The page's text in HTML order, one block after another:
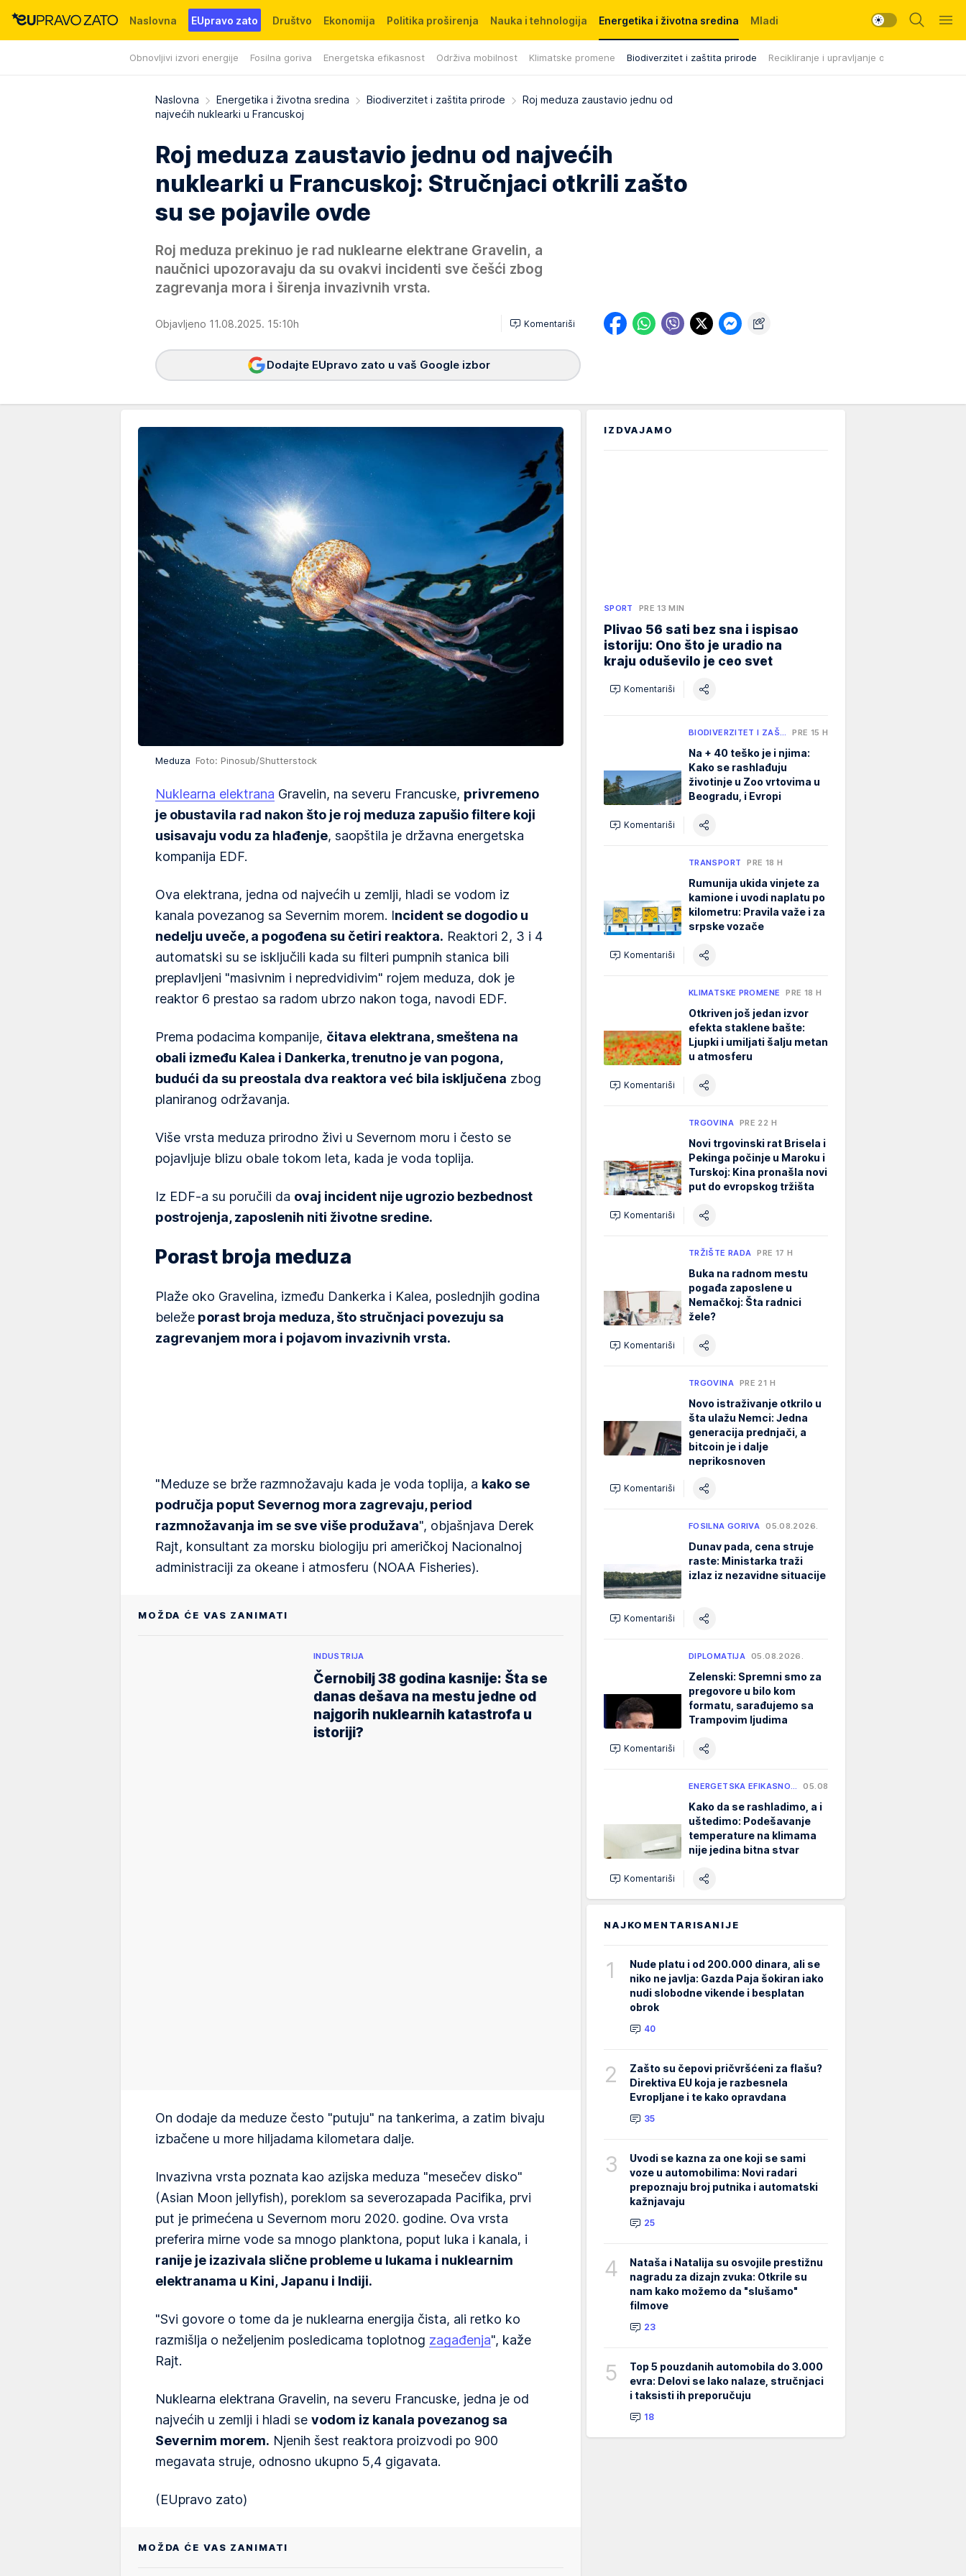
Naslovna EUpravo zato Društvo Ekonomija Politika proširenja Nauka i tehnologija Energetika i životna sredina
Obnovljivi izvori energije Fosilna goriva Energetska efikasnost Održiva mobilnost Klimatske promene Biodiverzitet i zaštita prirode Recikliranje i upravljanje otpadom
Mladi
Događaji News WMG fondacija
Naslovna Energetika i životna sredina Biodiverzitet i zaštita prirode
Roj meduza zaustavio jednu od
najvećih nuklearki u Francuskoj
Roj meduza zaustavio jednu od najvećih
nuklearki u Francuskoj: Stručnjaci otkrili zašto
su se pojavile ovde
Roj meduza prekinuo je rad nuklearne elektrane Gravelin, a
naučnici upozoravaju da su ovakvi incidenti sve češći zbog
zagrevanja mora i širenja invazivnih vrsta.
Objavljeno 11.08.2025. 15:10h Komentariši
Dodajte EUpravo zato u vaš Google izbor
Meduza Foto: Pinosub/Shutterstock
Nuklearna elektrana Gravelin, na severu Francuske, privremeno
je obustavila rad nakon što je roj meduza zapušio filtere koji
usisavaju vodu za hlađenje, saopštila je državna energetska
kompanija EDF.
Ova elektrana, jedna od najvećih u zemlji, hladi se vodom iz
kanala povezanog sa Severnim morem. Incident se dogodio u
nedelju uveče, a pogođena su četiri reaktora. Reaktori 2, 3 i 4
automatski su se isključili kada su filteri pumpnih stanica bili
preplavljeni "masivnim i nepredvidivim" rojem meduza, dok je
reaktor 6 prestao sa radom ubrzo nakon toga, navodi EDF.
Prema podacima kompanije, čitava elektrana, smeštena na
obali između Kalea i Dankerka, trenutno je van pogona,
budući da su preostala dva reaktora već bila isključena zbog
planiranog održavanja.
Više vrsta meduza prirodno živi u Severnom moru i često se
pojavljuje blizu obale tokom leta, kada je voda toplija.
Iz EDF-a su poručili da ovaj incident nije ugrozio bezbednost
postrojenja, zaposlenih niti životne sredine.
Porast broja meduza
Plaže oko Gravelina, između Dankerka i Kalea, poslednjih godina
beleže porast broja meduza, što stručnjaci povezuju sa
zagrevanjem mora i pojavom invazivnih vrsta.
"Meduze se brže razmnožavaju kada je voda toplija, a kako se
područja poput Severnog mora zagrevaju, period
razmnožavanja im se sve više produžava", objašnjava Derek
Rajt, konsultant za morsku biologiju pri američkoj Nacionalnoj
administraciji za okeane i atmosferu (NOAA Fisheries).
MOŽDA ĆE VAS ZANIMATI
INDUSTRIJA
Černobilj 38 godina kasnije: Šta se
danas dešava na mestu jedne od
najgorih nuklearnih katastrofa u
istoriji?
On dodaje da meduze često "putuju" na tankerima, a zatim bivaju
izbačene u more hiljadama kilometara dalje.
Invazivna vrsta poznata kao azijska meduza "mesečev disko"
(Asian Moon jellyfish), poreklom sa severozapada Pacifika, prvi
put je primećena u Severnom moru 2020. godine. Ova vrsta
preferira mirne vode sa mnogo planktona, poput luka i kanala, i
ranije je izazivala slične probleme u lukama i nuklearnim
elektranama u Kini, Japanu i Indiji.
"Svi govore o tome da je nuklearna energija čista, ali retko ko
razmišlja o neželjenim posledicama toplotnog zagađenja", kaže
Rajt.
Nuklearna elektrana Gravelin, na severu Francuske, jedna je od
najvećih u zemlji i hladi se vodom iz kanala povezanog sa
Severnim morem. Njenih šest reaktora proizvodi po 900
megavata struje, odnosno ukupno 5,4 gigavata.
(EUpravo zato)
MOŽDA ĆE VAS ZANIMATI
IZDVAJAMO
SPORT PRE 13 MIN
Plivao 56 sati bez sna i ispisao
istoriju: Ono što je uradio na
kraju oduševilo je ceo svet
Komentariši
BIODIVERZITET I ZAŠ… PRE 15 H
Na + 40 teško je i njima:
Kako se rashlađuju
životinje u Zoo vrtovima u
Beogradu, i Evropi
Komentariši
TRANSPORT PRE 18 H
Rumunija ukida vinjete za
kamione i uvodi naplatu po
kilometru: Pravila važe i za
srpske vozače
Komentariši
KLIMATSKE PROMENE PRE 18 H
Otkriven još jedan izvor
efekta staklene bašte:
Ljupki i umiljati šalju metan
u atmosferu
Komentariši
TRGOVINA PRE 22 H
Novi trgovinski rat Brisela i
Pekinga počinje u Maroku i
Turskoj: Kina pronašla novi
put do evropskog tržišta
Komentariši
TRŽIŠTE RADA PRE 17 H
Buka na radnom mestu
pogađa zaposlene u
Nemačkoj: Šta radnici
žele?
Komentariši
TRGOVINA PRE 21 H
Novo istraživanje otkrilo u
šta ulažu Nemci: Jedna
generacija prednjači, a
bitcoin je i dalje
neprikosnoven
Komentariši
FOSILNA GORIVA 05.08.2026.
Dunav pada, cena struje
raste: Ministarka traži
izlaz iz nezavidne situacije
Komentariši
DIPLOMATIJA 05.08.2026.
Zelenski: Spremni smo za
pregovore u bilo kom
formatu, sarađujemo sa
Trampovim ljudima
Komentariši
ENERGETSKA EFIKASNO… 05.08.2026.
Kako da se rashladimo, a i
uštedimo: Podešavanje
temperature na klimama
nije jedina bitna stvar
Komentariši
NAJKOMENTARISANIJE
1
Nude platu i od 200.000 dinara, ali se
niko ne javlja: Gazda Paja šokiran iako
nudi slobodne vikende i besplatan
obrok
40
2
Zašto su čepovi pričvršćeni za flašu?
Direktiva EU koja je razbesnela
Evropljane i te kako opravdana
35
3
Uvodi se kazna za one koji se sami
voze u automobilima: Novi radari
prepoznaju broj putnika i automatski
kažnjavaju
25
4
Nataša i Natalija su osvojile prestižnu
nagradu za dizajn zvuka: Otkrile su
nam kako možemo da "slušamo"
filmove
23
5
Top 5 pouzdanih automobila do 3.000
evra: Delovi se lako nalaze, stručnjaci
i taksisti ih preporučuju
18